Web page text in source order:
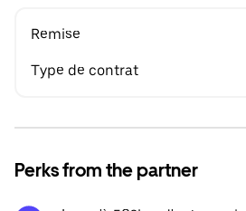
Remise
Type de contrat
Perks from the partner